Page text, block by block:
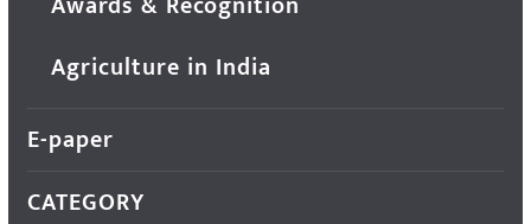
Agriculture in India
E-paper
CATEGORY